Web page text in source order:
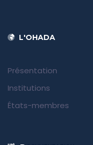
L'OHADA
Présentation
Institutions
États-membres